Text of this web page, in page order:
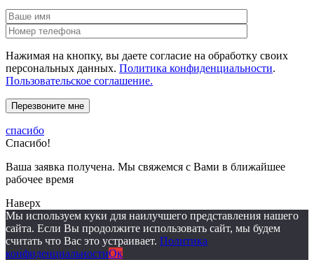
Нажимая на кнопку, вы даете согласие на обработку своих
персональных данных. Политика конфиденциальности.
Пользовательское соглашение.
спасибо
Спасибо!
Ваша заявка получена. Мы свяжемся с Вами в ближайшее
рабочее время
Наверх
Мы используем куки для наилучшего представления нашего
сайта. Если Вы продолжите использовать сайт, мы будем
считать что Вас это устраивает. Политика
конфиденциальностиОк